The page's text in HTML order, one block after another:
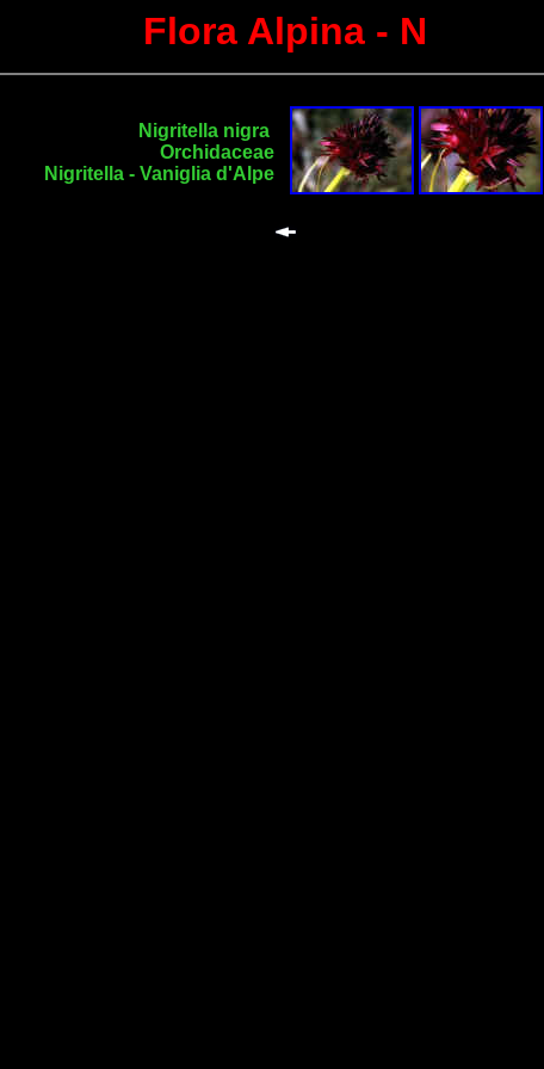
Flora Alpina - N
Nigritella nigra
Orchidaceae
Nigritella - Vaniglia d'Alpe